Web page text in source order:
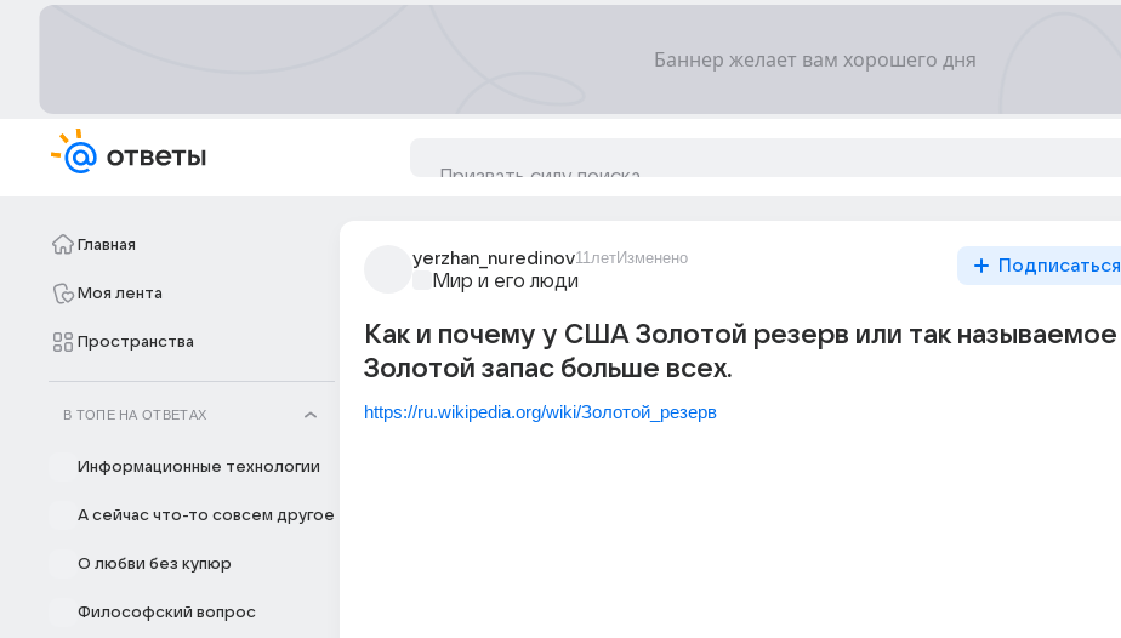
Главная
Моя лента
Пространства
В ТОПЕ НА ОТВЕТАХ
Информационные технологии
А сейчас что-то совсем другое
О любви без купюр
Философский вопрос
yerzhan_nuredinov11летИзменено
Мир и его люди
Подписаться
Как и почему у США Золотой резерв или так называемое
Золотой запас больше всех.
https://ru.wikipedia.org/wiki/Золотой_резерв